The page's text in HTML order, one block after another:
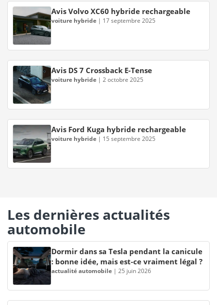
Avis Volvo XC60 hybride rechargeable
voiture hybride | 17 septembre 2025
Avis DS 7 Crossback E-Tense
voiture hybride | 2 octobre 2025
Avis Ford Kuga hybride rechargeable
voiture hybride | 15 septembre 2025
Les dernières actualités
automobile
Dormir dans sa Tesla pendant la canicule
: bonne idée, mais est-ce vraiment légal ?
actualité automobile | 25 juin 2026